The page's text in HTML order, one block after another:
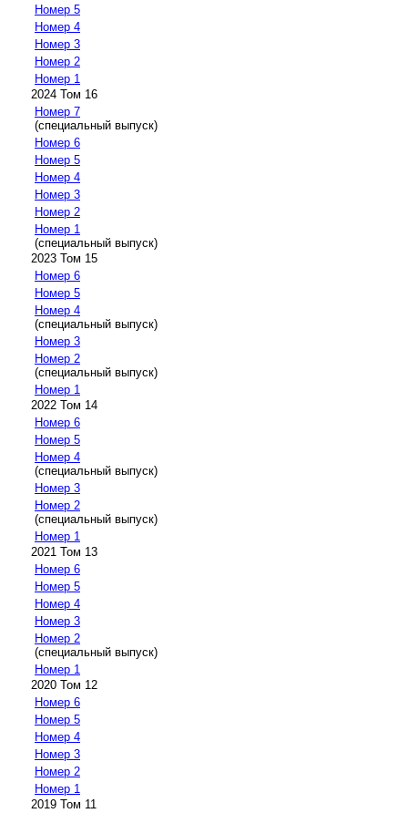
Номер 5
Номер 4
Номер 3
Номер 2
Номер 1
2024 Том 16
Номер 7
(специальный выпуск)
Номер 6
Номер 5
Номер 4
Номер 3
Номер 2
Номер 1
(специальный выпуск)
2023 Том 15
Номер 6
Номер 5
Номер 4
(специальный выпуск)
Номер 3
Номер 2
(специальный выпуск)
Номер 1
2022 Том 14
Номер 6
Номер 5
Номер 4
(специальный выпуск)
Номер 3
Номер 2
(специальный выпуск)
Номер 1
2021 Том 13
Номер 6
Номер 5
Номер 4
Номер 3
Номер 2
(специальный выпуск)
Номер 1
2020 Том 12
Номер 6
Номер 5
Номер 4
Номер 3
Номер 2
Номер 1
2019 Том 11